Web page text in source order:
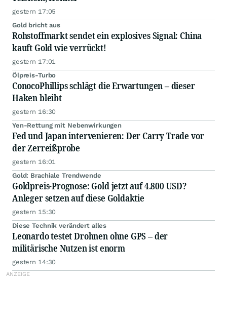
gestern 17:05
Gold bricht aus
Rohstoffmarkt sendet ein explosives Signal: China
kauft Gold wie verrückt!
gestern 17:01
Ölpreis-Turbo
ConocoPhillips schlägt die Erwartungen – dieser
Haken bleibt
gestern 16:30
Yen-Rettung mit Nebenwirkungen
Fed und Japan intervenieren: Der Carry Trade vor
der Zerreißprobe
gestern 16:01
Gold: Brachiale Trendwende
Goldpreis-Prognose: Gold jetzt auf 4.800 USD?
Anleger setzen auf diese Goldaktie
gestern 15:30
Diese Technik verändert alles
Leonardo testet Drohnen ohne GPS – der
militärische Nutzen ist enorm
gestern 14:30